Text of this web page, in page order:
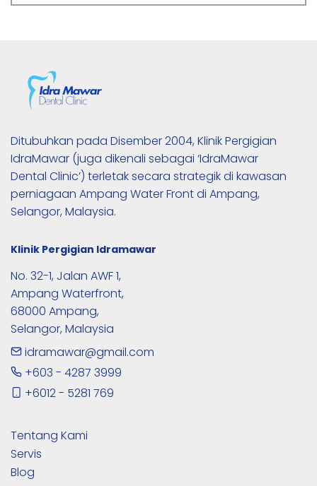
Ditubuhkan pada Disember 2004, Klinik Pergigian
IdraMawar (juga dikenali sebagai ‘IdraMawar
Dental Clinic’) terletak secara strategik di kawasan
perniagaan Ampang Water Front di Ampang,
Selangor, Malaysia.
Klinik Pergigian Idramawar
No. 32-1, Jalan AWF 1,
Ampang Waterfront,
68000 Ampang,
Selangor, Malaysia
idramawar@gmail.com
+603 - 4287 3999
+6012 - 5281 769
Tentang Kami
Servis
Blog